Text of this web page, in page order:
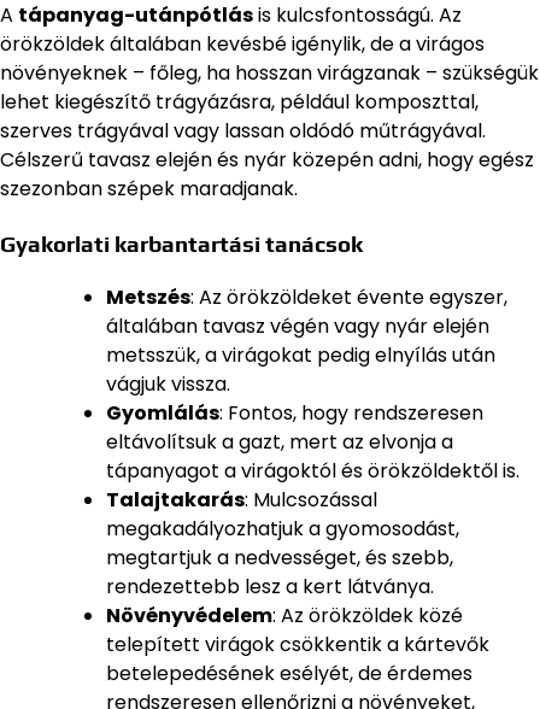
A tápanyag-utánpótlásis kulcsfontosságú. Az
örökzöldek általában kevésbé igénylik, de a virágos
növényeknek – főleg, ha hosszan virágzanak – szükségük
lehet kiegészítő trágyázásra, például komposzttal,
szerves trágyával vagy lassan oldódó műtrágyával.
Célszerű tavasz elején és nyár közepén adni, hogy egész
szezonban szépek maradjanak.
Gyakorlati karbantartási tanácsok
Metszés: Az örökzöldeket évente egyszer,
általában tavasz végén vagy nyár elején
metsszük, a virágokat pedig elnyílás után
vágjuk vissza.
Gyomlálás: Fontos, hogy rendszeresen
eltávolítsuk a gazt, mert az elvonja a
tápanyagot a virágoktól és örökzöldektől is.
Talajtakarás: Mulcsozással
megakadályozhatjuk a gyomosodást,
megtartjuk a nedvességet, és szebb,
rendezettebb lesz a kert látványa.
Növényvédelem: Az örökzöldek közé
telepített virágok csökkentik a kártevők
betelepedésének esélyét, de érdemes
rendszeresen ellenőrizni a növényeket,